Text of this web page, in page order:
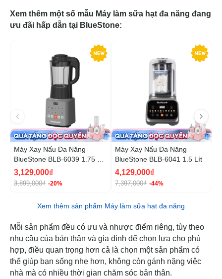
Xem thêm một số mẫu Máy làm sữa hạt đa năng đang
ưu đãi hấp dẫn tại BlueStone:
Máy Xay Nấu Đa Năng
BlueStone BLB-6039 1.75 Lít
900W
3,129,000₫
3,899,000₫ -20%
Máy Xay Nấu Đa Năng
BlueStone BLB-6041 1.5 Lít
4,129,000₫
7,397,000₫ -44%
Xem thêm sản phẩm Máy làm sữa hạt đa năng
Mỗi sản phẩm đều có ưu và nhược điểm riêng, tùy theo
nhu cầu của bản thân và gia đình để chọn lựa cho phù
hợp, điều quan trọng hơn cả là chọn một sản phẩm có
thể giúp bạn sống nhẹ hơn, không còn gánh nặng việc
nhà mà có nhiều thời gian chăm sóc bản thân.